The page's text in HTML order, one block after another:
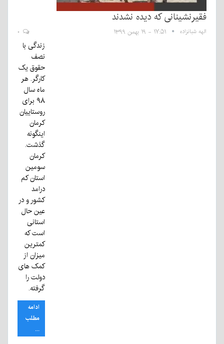
فقیرنشینانی که دیده نشدند
الهه شبانزاده ۱۷:۵۱ - ۱۹ بهمن ۱۳۹۹
زندگی با
نصف
حقوق یک
کارگر. هر
ماه سال
۹۸ برای
روستاییان
کرمان
اینگونه
گذشت.
کرمان
سومین
استان کم
درامد
کشور و در
عین حال
استانی
است که
کمترین
میزان از
کمک های
دولت را
گرفته.
ادامه
مطلب
...